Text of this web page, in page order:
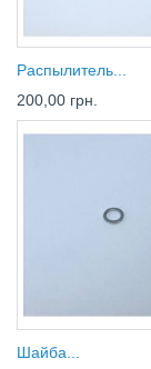
Распылитель...
200,00 грн.
Шайба...